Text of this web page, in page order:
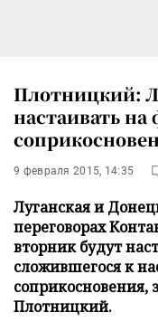
Плотницкий:
настаивать
9 февраля 2015, 14:35
Луганская и
переговорах
вторник будут
сложившегося к
соприкосновения,
Плотницкий.